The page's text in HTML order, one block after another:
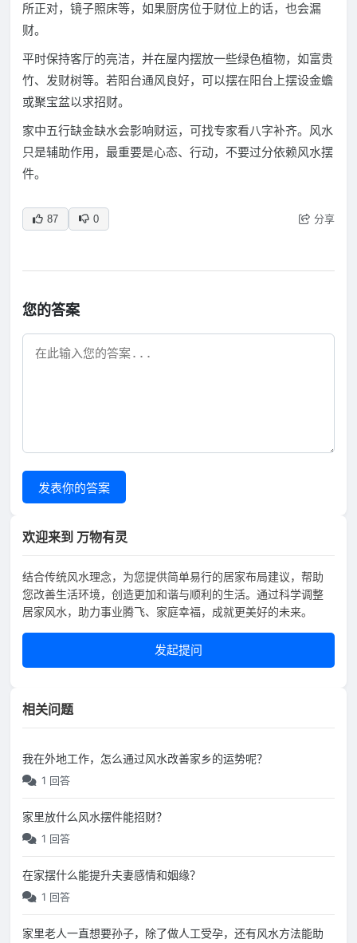
所正对，镜子照床等，如果厨房位于财位上的话，也会漏
财。
平时保持客厅的亮洁，并在屋内摆放一些绿色植物，如富贵
竹、发财树等。若阳台通风良好，可以摆在阳台上摆设金蟾
或聚宝盆以求招财。
家中五行缺金缺水会影响财运，可找专家看八字补齐。风水
只是辅助作用，最重要是心态、行动，不要过分依赖风水摆
件。
87 0 分享
您的答案
发表你的答案
欢迎来到 万物有灵
结合传统风水理念，为您提供简单易行的居家布局建议，帮助
您改善生活环境，创造更加和谐与顺利的生活。通过科学调整
居家风水，助力事业腾飞、家庭幸福，成就更美好的未来。
发起提问
相关问题
我在外地工作，怎么通过风水改善家乡的运势呢？
1 回答
家里放什么风水摆件能招财？
1 回答
在家摆什么能提升夫妻感情和姻缘？
1 回答
家里老人一直想要孙子，除了做人工受孕，还有风水方法能助